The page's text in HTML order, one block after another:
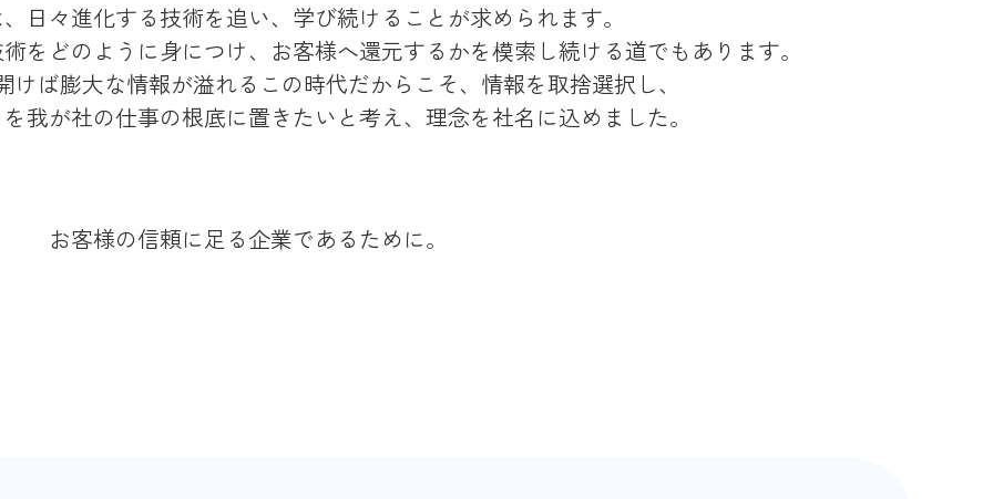
日々進化する技術を追い、学び続けることが求められます。
をどのように身につけ、お客様へ還元するかを模索し続ける道でもあります。
けば膨大な情報が溢れるこの時代だからこそ、情報を取捨選択し、
我が社の仕事の根底に置きたいと考え、理念を社名に込めました。
お客様の信頼に足る企業であるために。